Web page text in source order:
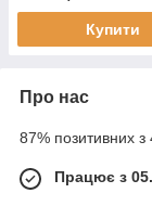
Купити
Про нас
87% позитивних з
Працює з